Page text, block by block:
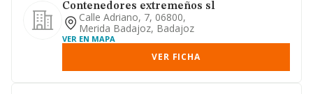
Contenedores extremeños sl
Calle Adriano, 7, 06800,
Merida Badajoz, Badajoz
VER EN MAPA
VER FICHA